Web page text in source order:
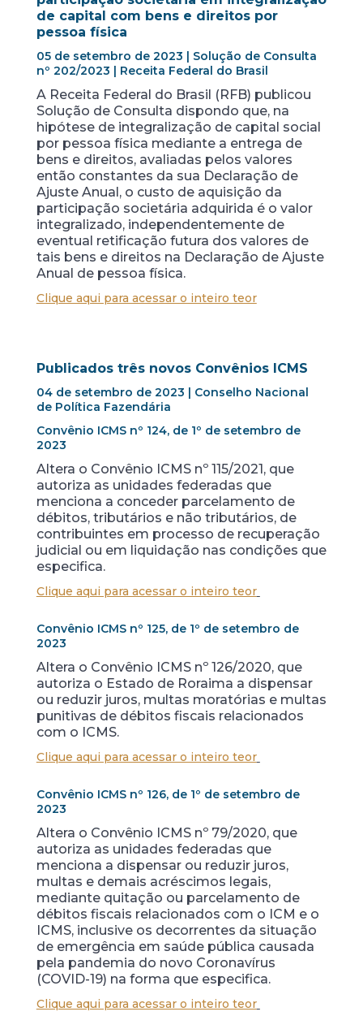
de capital com bens e direitos por
pessoa física
05 de setembro de 2023 | Solução de Consulta
nº 202/2023 | Receita Federal do Brasil
A Receita Federal do Brasil (RFB) publicou
Solução de Consulta dispondo que, na
hipótese de integralização de capital social
por pessoa física mediante a entrega de
bens e direitos, avaliadas pelos valores
então constantes da sua Declaração de
Ajuste Anual, o custo de aquisição da
participação societária adquirida é o valor
integralizado, independentemente de
eventual retificação futura dos valores de
tais bens e direitos na Declaração de Ajuste
Anual de pessoa física.
Clique aqui para acessar o inteiro teor
Publicados três novos Convênios ICMS
04 de setembro de 2023 | Conselho Nacional
de Política Fazendária
Convênio ICMS nº 124, de 1º de setembro de
2023
Altera o Convênio ICMS nº 115/2021, que
autoriza as unidades federadas que
menciona a conceder parcelamento de
débitos, tributários e não tributários, de
contribuintes em processo de recuperação
judicial ou em liquidação nas condições que
especifica.
Clique aqui para acessar o inteiro teor
Convênio ICMS nº 125, de 1º de setembro de
2023
Altera o Convênio ICMS nº 126/2020, que
autoriza o Estado de Roraima a dispensar
ou reduzir juros, multas moratórias e multas
punitivas de débitos fiscais relacionados
com o ICMS.
Clique aqui para acessar o inteiro teor
Convênio ICMS nº 126, de 1º de setembro de
2023
Altera o Convênio ICMS nº 79/2020, que
autoriza as unidades federadas que
menciona a dispensar ou reduzir juros,
multas e demais acréscimos legais,
mediante quitação ou parcelamento de
débitos fiscais relacionados com o ICM e o
ICMS, inclusive os decorrentes da situação
de emergência em saúde pública causada
pela pandemia do novo Coronavírus
(COVID-19) na forma que especifica.
Clique aqui para acessar o inteiro teor